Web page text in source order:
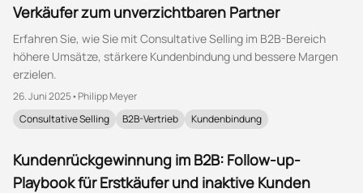
Verkäufer zum unverzichtbaren Partner
Erfahren Sie, wie Sie mit Consultative Selling im B2B-Bereich
höhere Umsätze, stärkere Kundenbindung und bessere Margen
erzielen.
26. Juni 2025•Philipp Meyer
Consultative Selling
B2B-Vertrieb Kundenbindung
Kundenrückgewinnung im B2B: Follow-up-
Playbook für Erstkäufer und inaktive Kunden